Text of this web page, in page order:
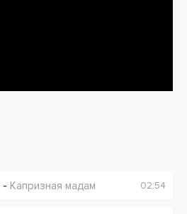
- Капризная мадам 02:54